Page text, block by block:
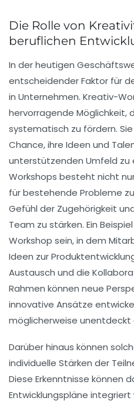
Die Rolle von
beruflichen
In der heutigen
entscheidender Faktor für
in Unternehmen. Kreativ-
hervorragende Möglichkeit,
systematisch zu fördern.
Chance, ihre Ideen und
unterstützenden Umfeld zu
Workshops besteht nicht
für bestehende Probleme
Gefühl der Zugehörigkeit
Team zu stärken. Ein
Workshop sein, in dem
Ideen zur
Austausch und die
Rahmen können neue
innovative Ansätze
möglicherweise unentdeckt
Darüber hinaus können
individuelle Stärken der
Diese Erkenntnisse können
Entwicklungspläne integriert